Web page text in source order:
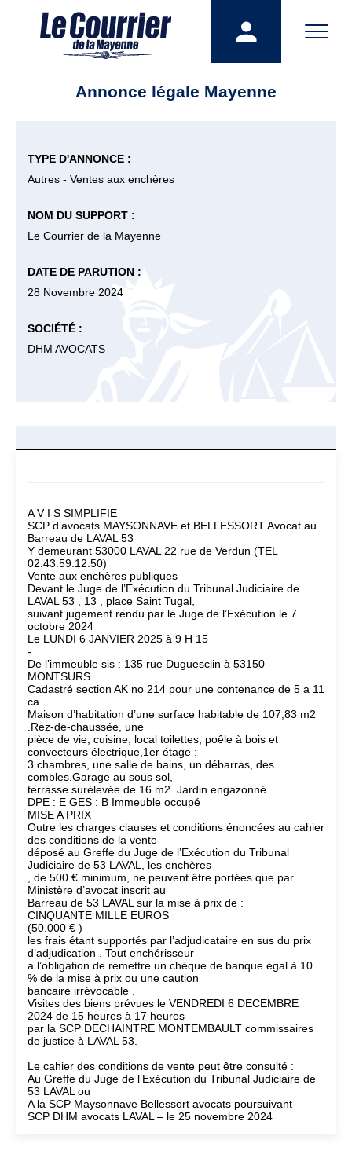
Annonce légale Mayenne
TYPE D'ANNONCE :
Autres - Ventes aux enchères
NOM DU SUPPORT :
Le Courrier de la Mayenne
DATE DE PARUTION :
28 Novembre 2024
SOCIÉTÉ :
DHM AVOCATS
A V I S SIMPLIFIE
SCP d’avocats MAYSONNAVE et BELLESSORT Avocat au
Barreau de LAVAL 53
Y demeurant 53000 LAVAL 22 rue de Verdun (TEL
02.43.59.12.50)
Vente aux enchères publiques
Devant le Juge de l’Exécution du Tribunal Judiciaire de
LAVAL 53 , 13 , place Saint Tugal,
suivant jugement rendu par le Juge de l’Exécution le 7
octobre 2024
Le LUNDI 6 JANVIER 2025 à 9 H 15
-
De l’immeuble sis : 135 rue Duguesclin à 53150
MONTSURS
Cadastré section AK no 214 pour une contenance de 5 a 11
ca.
Maison d’habitation d’une surface habitable de 107,83 m2
.Rez-de-chaussée, une
pièce de vie, cuisine, local toilettes, poêle à bois et
convecteurs électrique,1er étage :
3 chambres, une salle de bains, un débarras, des
combles.Garage au sous sol,
terrasse surélevée de 16 m2. Jardin engazonné.
DPE : E GES : B Immeuble occupé
MISE A PRIX
Outre les charges clauses et conditions énoncées au cahier
des conditions de la vente
déposé au Greffe du Juge de l’Exécution du Tribunal
Judiciaire de 53 LAVAL, les enchères
, de 500 € minimum, ne peuvent être portées que par
Ministère d’avocat inscrit au
Barreau de 53 LAVAL sur la mise à prix de :
CINQUANTE MILLE EUROS
(50.000 € )
les frais étant supportés par l’adjudicataire en sus du prix
d’adjudication . Tout enchérisseur
a l’obligation de remettre un chèque de banque égal à 10
% de la mise à prix ou une caution
bancaire irrévocable .
Visites des biens prévues le VENDREDI 6 DECEMBRE
2024 de 15 heures à 17 heures
par la SCP DECHAINTRE MONTEMBAULT commissaires
de justice à LAVAL 53.
Le cahier des conditions de vente peut être consulté :
Au Greffe du Juge de l’Exécution du Tribunal Judiciaire de
53 LAVAL ou
A la SCP Maysonnave Bellessort avocats poursuivant
SCP DHM avocats LAVAL – le 25 novembre 2024